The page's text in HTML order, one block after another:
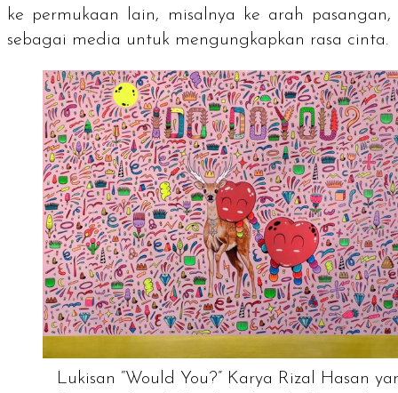
ke permukaan lain, misalnya ke arah pasangan,
sebagai media untuk mengungkapkan rasa cinta.
Lukisan “Would You?” Karya Rizal Hasan